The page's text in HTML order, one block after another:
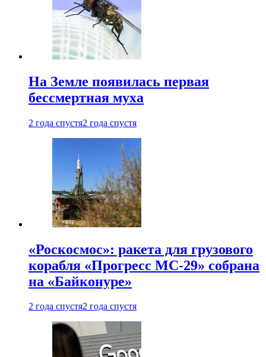
На Земле появилась первая
бессмертная муха
2 года спустя2 года спустя
«Роскосмос»: ракета для грузового
корабля «Прогресс МС-29» собрана
на «Байконуре»
2 года спустя2 года спустя